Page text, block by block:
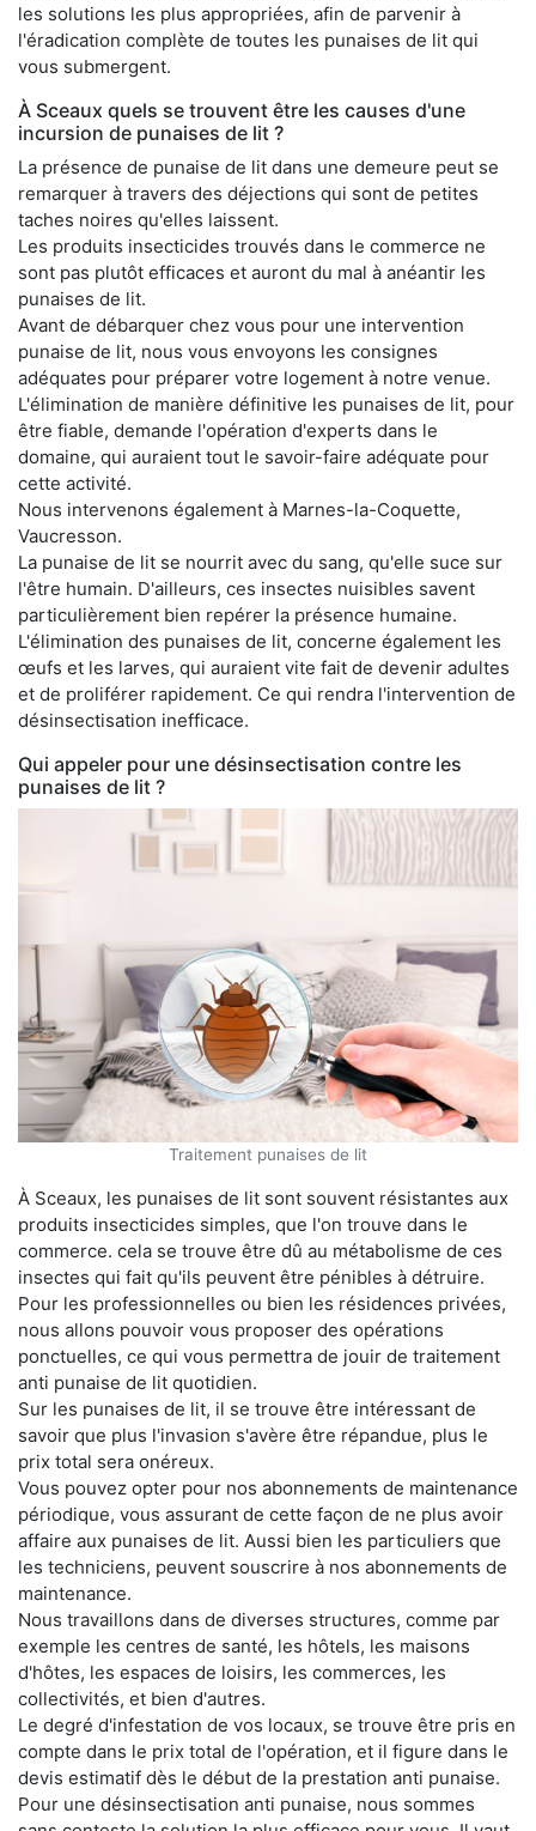
les solutions les plus appropriées, afin de parvenir à
l'éradication complète de toutes les punaises de lit qui
vous submergent.
À Sceaux quels se trouvent être les causes d'une
incursion de punaises de lit ?
La présence de punaise de lit dans une demeure peut se
remarquer à travers des déjections qui sont de petites
taches noires qu'elles laissent.
Les produits insecticides trouvés dans le commerce ne
sont pas plutôt efficaces et auront du mal à anéantir les
punaises de lit.
Avant de débarquer chez vous pour une intervention
punaise de lit, nous vous envoyons les consignes
adéquates pour préparer votre logement à notre venue.
L'élimination de manière définitive les punaises de lit, pour
être fiable, demande l'opération d'experts dans le
domaine, qui auraient tout le savoir-faire adéquate pour
cette activité.
Nous intervenons également à Marnes-la-Coquette,
Vaucresson.
La punaise de lit se nourrit avec du sang, qu'elle suce sur
l'être humain. D'ailleurs, ces insectes nuisibles savent
particulièrement bien repérer la présence humaine.
L'élimination des punaises de lit, concerne également les
œufs et les larves, qui auraient vite fait de devenir adultes
et de proliférer rapidement. Ce qui rendra l'intervention de
désinsectisation inefficace.
Qui appeler pour une désinsectisation contre les
punaises de lit ?
Traitement punaises de lit
À Sceaux, les punaises de lit sont souvent résistantes aux
produits insecticides simples, que l'on trouve dans le
commerce. cela se trouve être dû au métabolisme de ces
insectes qui fait qu'ils peuvent être pénibles à détruire.
Pour les professionnelles ou bien les résidences privées,
nous allons pouvoir vous proposer des opérations
ponctuelles, ce qui vous permettra de jouir de traitement
anti punaise de lit quotidien.
Sur les punaises de lit, il se trouve être intéressant de
savoir que plus l'invasion s'avère être répandue, plus le
prix total sera onéreux.
Vous pouvez opter pour nos abonnements de maintenance
périodique, vous assurant de cette façon de ne plus avoir
affaire aux punaises de lit. Aussi bien les particuliers que
les techniciens, peuvent souscrire à nos abonnements de
maintenance.
Nous travaillons dans de diverses structures, comme par
exemple les centres de santé, les hôtels, les maisons
d'hôtes, les espaces de loisirs, les commerces, les
collectivités, et bien d'autres.
Le degré d'infestation de vos locaux, se trouve être pris en
compte dans le prix total de l'opération, et il figure dans le
devis estimatif dès le début de la prestation anti punaise.
Pour une désinsectisation anti punaise, nous sommes